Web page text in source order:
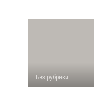
Без рубрики